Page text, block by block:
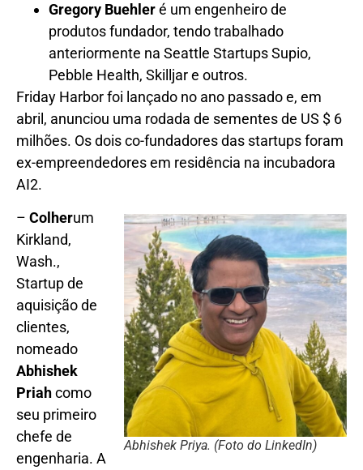
Gregory Buehleré um engenheiro de
produtos fundador, tendo trabalhado
anteriormente na Seattle Startups Supio,
Pebble Health, Skilljar e outros.
Friday Harbor foi lançado no ano passado e, em
abril, anunciou uma rodada de sementes de US $ 6
milhões. Os dois co-fundadores das startups foram
ex-empreendedores em residência na incubadora
AI2.
Abhishek Priya. (Foto do LinkedIn)
– Colherum
Kirkland,
Wash.,
Startup de
aquisição de
clientes,
nomeado
Abhishek
Priahcomo
seu primeiro
chefe de
engenharia. A